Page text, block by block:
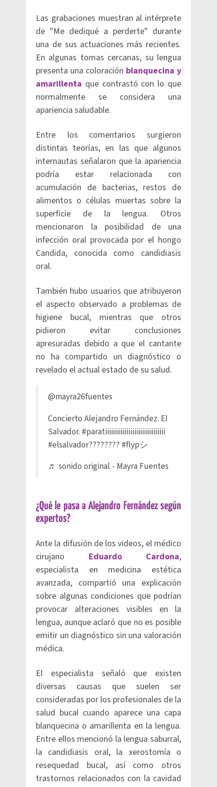
Las grabaciones muestran al intérprete
de "Me dediqué a perderte" durante
una de sus actuaciones más recientes.
En algunas tomas cercanas, su lengua
presenta una coloración blanquecina y
amarillenta que contrastó con lo que
normalmente se considera una
apariencia saludable.
Entre los comentarios surgieron
distintas teorías, en las que algunos
internautas señalaron que la apariencia
podría estar relacionada con
acumulación de bacterias, restos de
alimentos o células muertas sobre la
superficie de la lengua. Otros
mencionaron la posibilidad de una
infección oral provocada por el hongo
Candida, conocida como candidiasis
oral.
También hubo usuarios que atribuyeron
el aspecto observado a problemas de
higiene bucal, mientras que otros
pidieron evitar conclusiones
apresuradas debido a que el cantante
no ha compartido un diagnóstico o
revelado el actual estado de su salud.
@mayra26fuentes
Concierto Alejandro Fernández. El
Salvador. #paratiiiiiiiiiiiiiiiiiiiiiiiiiiiiiii
#elsalvador???????? #flypシ
♬ sonido original - Mayra Fuentes
¿Qué le pasa a Alejandro Fernández según
expertos?
Ante la difusión de los videos, el médico
cirujano Eduardo Cardona,
especialista en medicina estética
avanzada, compartió una explicación
sobre algunas condiciones que podrían
provocar alteraciones visibles en la
lengua, aunque aclaró que no es posible
emitir un diagnóstico sin una valoración
médica.
El especialista señaló que existen
diversas causas que suelen ser
consideradas por los profesionales de la
salud bucal cuando aparece una capa
blanquecina o amarillenta en la lengua.
Entre ellos mencionó la lengua saburral,
la candidiasis oral, la xerostomía o
resequedad bucal, así como otros
trastornos relacionados con la cavidad